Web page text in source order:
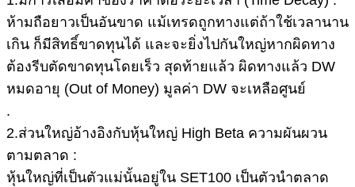
ห้ามถือยาวเป็นอันขาด แม้เทรดถูกทางแต่ถ้าใช้เวลานาน
เกิน ก็มีสิทธิ์ขาดทุนได้ และจะยิ่งไปกันใหญ่หากผิดทาง
ต้องรีบตัดขาดทุนโดยเร็ว สุดท้ายแล้ว ผิดทางแล้ว DW
หมดอายุ (Out of Money) มูลค่า DW จะเหลือศูนย์
.
2.ส่วนใหญ่อ้างอิงกับหุ้นใหญ่ High Beta ความผันผวน
ตามตลาด :
หุ้นใหญ่ที่เป็นตัวแม่นั้นอยู่ใน SET100 เป็นตัวนำตลาด